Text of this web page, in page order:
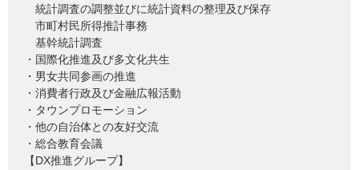
統計調査の調整並びに統計資料の整理及び保存
市町村民所得推計事務
基幹統計調査
・国際化推進及び多文化共生
・男女共同参画の推進
・消費者行政及び金融広報活動
・タウンプロモーション
・他の自治体との友好交流
・総合教育会議
【DX推進グループ】